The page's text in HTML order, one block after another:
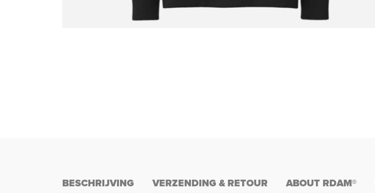
BESCHRIJVING VERZENDING & RETOUR ABOUT RDAM®